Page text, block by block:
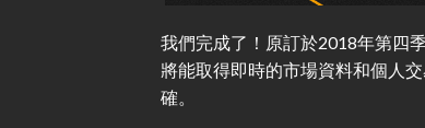
我們完成了！原訂於2018年第四
將能取得即時的市場資料和個人
確。